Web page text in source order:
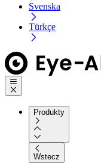
Svenska
Türkçe
Produkty
Wstecz